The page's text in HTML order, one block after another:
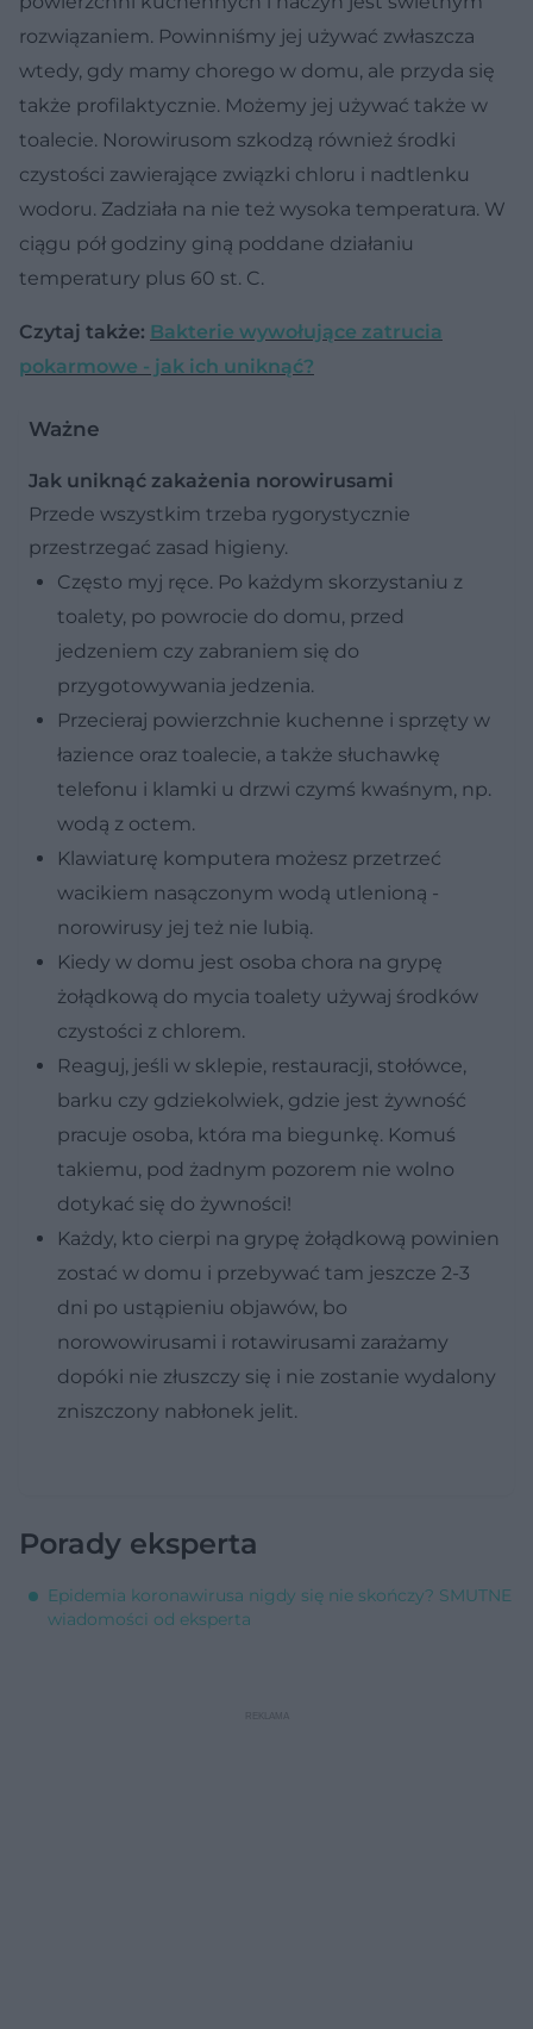
rozwiązaniem. Powinniśmy jej używać zwłaszcza
wtedy, gdy mamy chorego w domu, ale przyda się
także profilaktycznie. Możemy jej używać także w
toalecie. Norowirusom szkodzą również środki
czystości zawierające związki chloru i nadtlenku
wodoru. Zadziała na nie też wysoka temperatura. W
ciągu pół godziny giną poddane działaniu
temperatury plus 60 st. C.
Czytaj także: Bakterie wywołujące zatrucia
pokarmowe - jak ich uniknąć?
Ważne
Jak uniknąć zakażenia norowirusami
Przede wszystkim trzeba rygorystycznie
przestrzegać zasad higieny.
Często myj ręce. Po każdym skorzystaniu z
toalety, po powrocie do domu, przed
jedzeniem czy zabraniem się do
przygotowywania jedzenia.
Przecieraj powierzchnie kuchenne i sprzęty w
łazience oraz toalecie, a także słuchawkę
telefonu i klamki u drzwi czymś kwaśnym, np.
wodą z octem.
Klawiaturę komputera możesz przetrzeć
wacikiem nasączonym wodą utlenioną -
norowirusy jej też nie lubią.
Kiedy w domu jest osoba chora na grypę
żołądkową do mycia toalety używaj środków
czystości z chlorem.
Reaguj, jeśli w sklepie, restauracji, stołówce,
barku czy gdziekolwiek, gdzie jest żywność
pracuje osoba, która ma biegunkę. Komuś
takiemu, pod żadnym pozorem nie wolno
dotykać się do żywności!
Każdy, kto cierpi na grypę żołądkową powinien
zostać w domu i przebywać tam jeszcze 2-3
dni po ustąpieniu objawów, bo
norowowirusami i rotawirusami zarażamy
dopóki nie złuszczy się i nie zostanie wydalony
zniszczony nabłonek jelit.
Porady eksperta
Epidemia koronawirusa nigdy się nie skończy? SMUTNE
wiadomości od eksperta